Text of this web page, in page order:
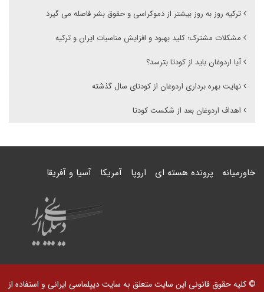
ترکیه روز به روز بیشتر از دموکراسی و حقوق بشر فاصله می گیرد
مشکلات مشترک؛ کلید بهبود و افزایش مناسبات ایران و ترکیه
آیا اردوغان باید از کودتا بترسد؟
نهایت بهره برداری اردوغان از کودتای سال گذشته
اهداف اردوغان بعد از شکست کودتا
خاورمیانه پرونده هسته ای اروپا آمریکا آسیا و آفریقا
© کلیه حقوق قانونی این سایت متعلق به سایت دیپلماسی ایرانی و استفاده از